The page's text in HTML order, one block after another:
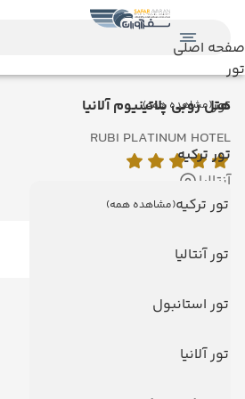
صفحه اصلی
تور
تور(مشاهده همه)
تور ترکیه
تور ترکیه(مشاهده همه)
تور آنتالیا
تور استانبول
تور آلانیا
هتل روبی پلاتینیوم آلانیا
RUBI PLATINUM HOTEL
آنتالیا